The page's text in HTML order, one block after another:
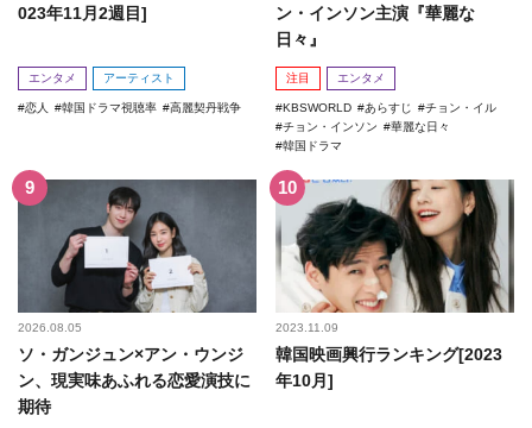
023年11月2週目]
エンタメ アーティスト
恋人 韓国ドラマ視聴率 高麗契丹戦争
ン・インソン主演『華麗な
日々』
注目 エンタメ
KBSWORLD あらすじ
チョン・イル
チョン・インソン
華麗な日々
韓国ドラマ
2026.08.05
ソ・ガンジュン×アン・ウンジ
ン、現実味あふれる恋愛演技に
期待
2023.11.09
韓国映画興行ランキング[2023
年10月]